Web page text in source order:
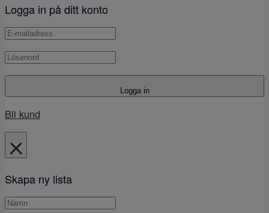
Logga in på ditt konto
Logga in
Bli kund
Skapa ny lista